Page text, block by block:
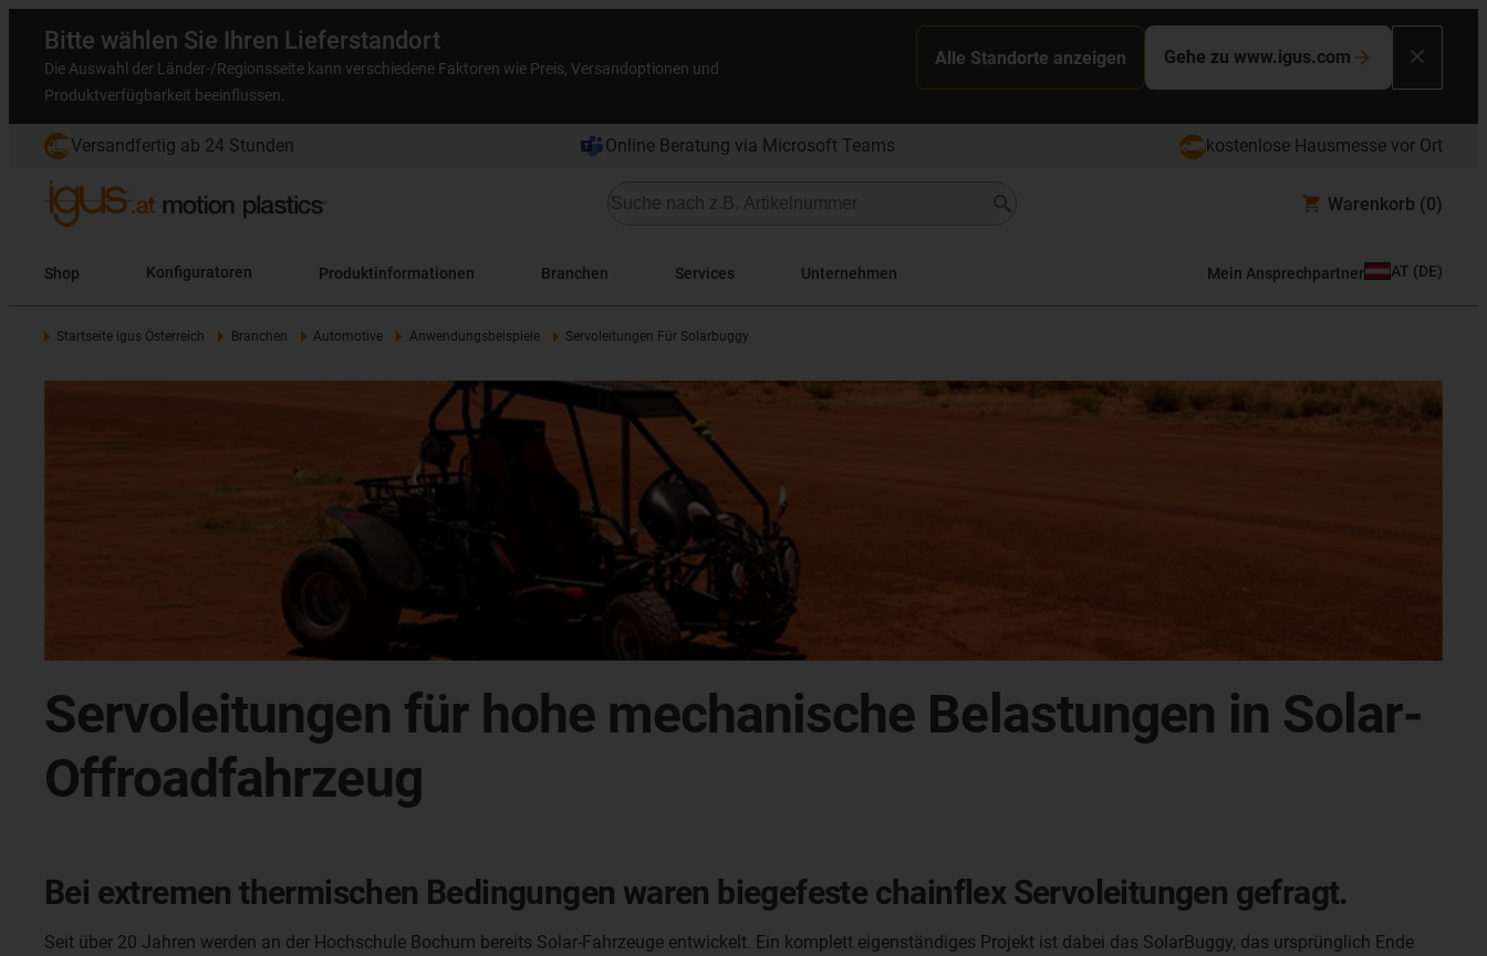
Bitte wählen Sie Ihren Lieferstandort
Die Auswahl der Länder-/Regionsseite kann verschiedene Faktoren wie Preis, Versandoptionen und
Produktverfügbarkeit beeinflussen.
Alle Standorte anzeigen Gehe zu www.igus.com
Versandfertig ab 24 Stunden Online Beratung via Microsoft Teams kostenlose Hausmesse vor Ort
Warenkorb (0)
Shop Konfiguratoren Produktinformationen Branchen Services Unternehmen Mein Ansprechpartner AT (DE)
Startseite igus Österreich Branchen Automotive Anwendungsbeispiele Servoleitungen Für Solarbuggy
Servoleitungen für hohe mechanische Belastungen in Solar-
Offroadfahrzeug
Bei extremen thermischen Bedingungen waren biegefeste chainflex Servoleitungen gefragt.
Seit über 20 Jahren werden an der Hochschule Bochum bereits Solar-Fahrzeuge entwickelt. Ein komplett eigenständiges Projekt ist dabei das SolarBuggy, das ursprünglich Ende